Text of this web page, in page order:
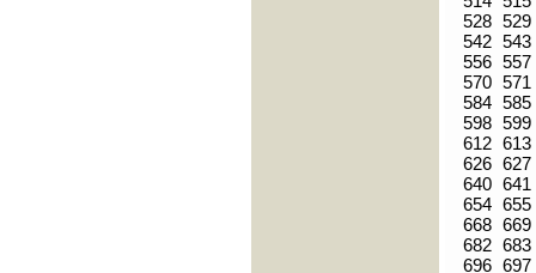
528 529
542 543
556 557
570 571
584 585
598 599
612 613
626 627
640 641
654 655
668 669
682 683
696 697